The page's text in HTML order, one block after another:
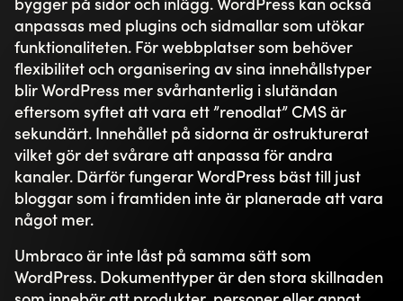
Se alla våra nyheter